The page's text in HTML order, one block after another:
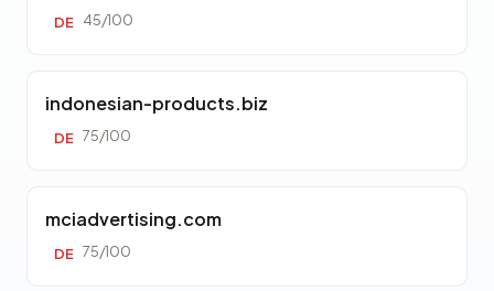
DE 45/100
indonesian-products.biz
DE 75/100
mciadvertising.com
DE 75/100